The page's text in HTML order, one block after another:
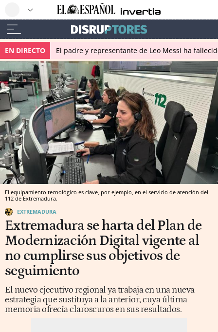
EN DIRECTO El padre y representante de Leo Messi ha
El equipamiento tecnológico es clave, por ejemplo, en el servicio de atención del
112 de Extremadura.
EXTREMADURA
Extremadura se harta del Plan de
Modernización Digital vigente al
no cumplirse sus objetivos de
seguimiento
El nuevo ejecutivo regional ya trabaja en una nueva
estrategia que sustituya a la anterior, cuya última
memoria ofrecía claroscuros en sus resultados.